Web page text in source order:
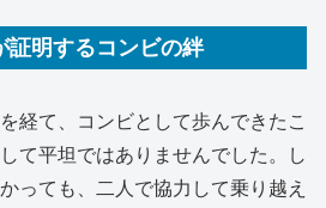
証明するコンビの絆
経て、コンビとして歩んできたこ
て平坦ではありませんでした。し
っても、二人で協力して乗り越え